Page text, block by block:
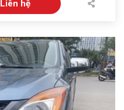
Liên hệ